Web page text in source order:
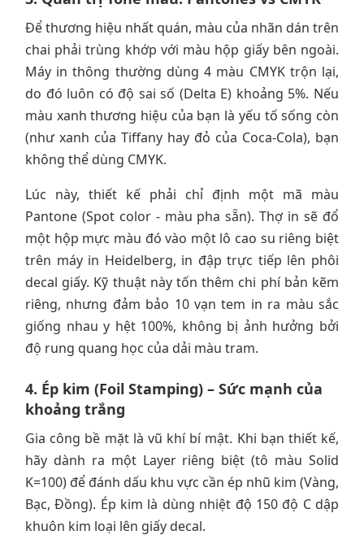
Để thương hiệu nhất quán, màu của nhãn dán trên
chai phải trùng khớp với màu hộp giấy bên ngoài.
Máy in thông thường dùng 4 màu CMYK trộn lại,
do đó luôn có độ sai số (Delta E) khoảng 5%. Nếu
màu xanh thương hiệu của bạn là yếu tố sống còn
(như xanh của Tiffany hay đỏ của Coca-Cola), bạn
không thể dùng CMYK.
Lúc này, thiết kế phải chỉ định một mã màu
Pantone (Spot color - màu pha sẵn). Thợ in sẽ đổ
một hộp mực màu đó vào một lô cao su riêng biệt
trên máy in Heidelberg, in đập trực tiếp lên phôi
decal giấy. Kỹ thuật này tốn thêm chi phí bản kẽm
riêng, nhưng đảm bảo 10 vạn tem in ra màu sắc
giống nhau y hệt 100%, không bị ảnh hưởng bởi
độ rung quang học của dải màu tram.
4. Ép kim (Foil Stamping) – Sức mạnh của
khoảng trắng
Gia công bề mặt là vũ khí bí mật. Khi bạn thiết kế,
hãy dành ra một Layer riêng biệt (tô màu Solid
K=100) để đánh dấu khu vực cần ép nhũ kim (Vàng,
Bạc, Đồng). Ép kim là dùng nhiệt độ 150 độ C dập
khuôn kim loại lên giấy decal.